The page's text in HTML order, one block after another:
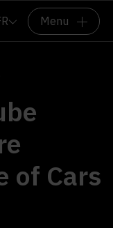
Menu
of Cars